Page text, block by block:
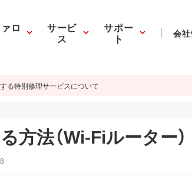
ロ サービ
ス
サポー
ト 会
る特別修理サービスについて
法（Wi-Fiルーター）